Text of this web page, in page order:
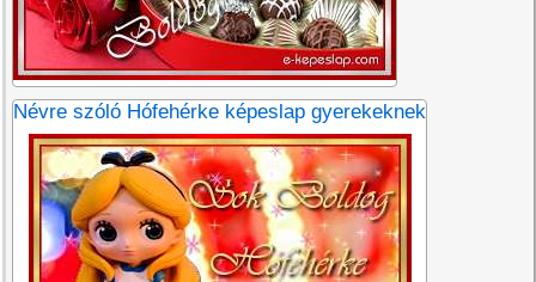
Névre szóló Hófehérke képeslap gyerekeknek